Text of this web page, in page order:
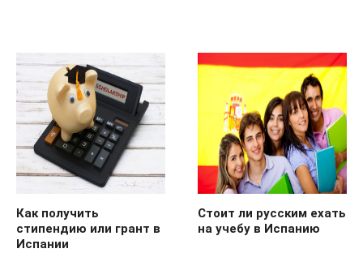
Как получить
стипендию или грант в
Испании
Стоит ли русским ехать
на учебу в Испанию